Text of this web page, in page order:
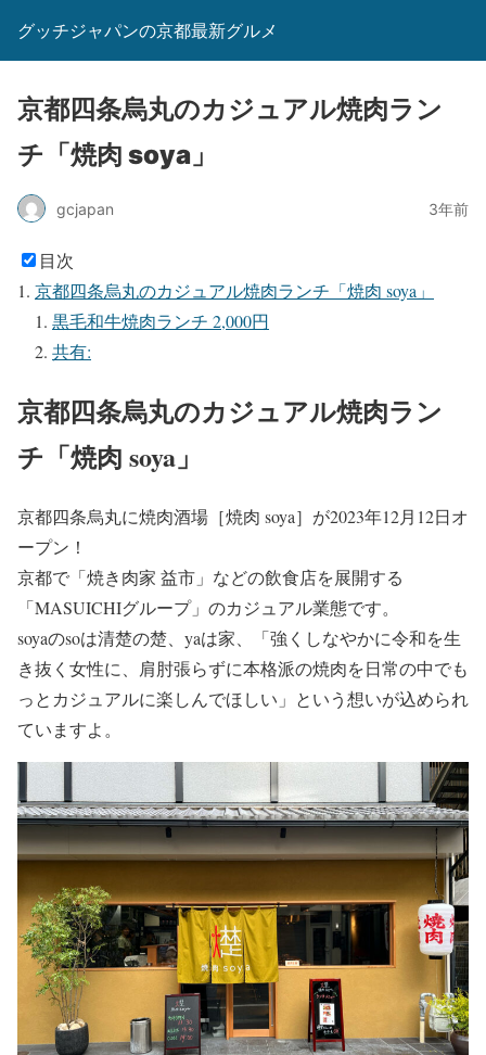
グッチジャパンの京都最新グルメ
京都四条烏丸のカジュアル焼肉ラン
チ「焼肉 soya」
gcjapan 3年前
目次
京都四条烏丸のカジュアル焼肉ランチ「焼肉 soya」
黒毛和牛焼肉ランチ 2,000円
共有:
京都四条烏丸のカジュアル焼肉ラン
チ「焼肉 soya」
京都四条烏丸に焼肉酒場［焼肉 soya］が2023年12月12日オ
ープン！
京都で「焼き肉家 益市」などの飲食店を展開する
「MASUICHIグループ」のカジュアル業態です。
soyaのsoは清楚の楚、yaは家、「強くしなやかに令和を生
き抜く女性に、肩肘張らずに本格派の焼肉を日常の中でも
っとカジュアルに楽しんでほしい」という想いが込められ
ていますよ。